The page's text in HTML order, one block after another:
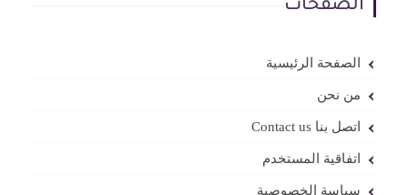
الصفحات
الصفحة الرئيسية
من نحن
اتصل بنا Contact us
اتفاقية المستخدم
سياسة الخصوصية